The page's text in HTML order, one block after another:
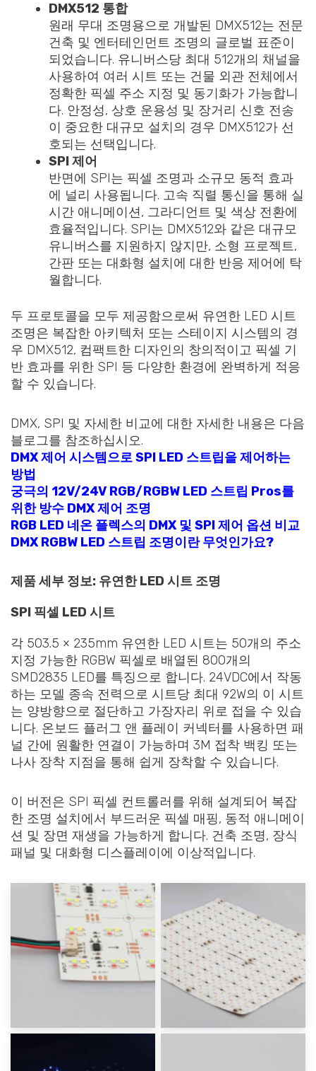
DMX512 통합
원래 무대 조명용으로 개발된 DMX512는 전문
건축 및 엔터테인먼트 조명의 글로벌 표준이
되었습니다. 유니버스당 최대 512개의 채널을
사용하여 여러 시트 또는 건물 외관 전체에서
정확한 픽셀 주소 지정 및 동기화가 가능합니
다. 안정성, 상호 운용성 및 장거리 신호 전송
이 중요한 대규모 설치의 경우 DMX512가 선
호되는 선택입니다.
SPI 제어
반면에 SPI는 픽셀 조명과 소규모 동적 효과
에 널리 사용됩니다. 고속 직렬 통신을 통해 실
시간 애니메이션, 그라디언트 및 색상 전환에
효율적입니다. SPI는 DMX512와 같은 대규모
유니버스를 지원하지 않지만, 소형 프로젝트,
간판 또는 대화형 설치에 대한 반응 제어에 탁
월합니다.
두 프로토콜을 모두 제공함으로써 유연한 LED 시트
조명은 복잡한 아키텍처 또는 스테이지 시스템의 경
우 DMX512, 컴팩트한 디자인의 창의적이고 픽셀 기
반 효과를 위한 SPI 등 다양한 환경에 완벽하게 적응
할 수 있습니다.
DMX, SPI 및 자세한 비교에 대한 자세한 내용은 다음
블로그를 참조하십시오.
DMX 제어 시스템으로 SPI LED 스트립을 제어하는
방법
궁극의 12V/24V RGB/RGBW LED 스트립 Pros를
위한 방수 DMX 제어 조명
RGB LED 네온 플렉스의 DMX 및 SPI 제어 옵션 비교
DMX RGBW LED 스트립 조명이란 무엇인가요?
제품 세부 정보: 유연한 LED 시트 조명
SPI 픽셀 LED 시트
각 503.5 × 235mm 유연한 LED 시트는 50개의 주소
지정 가능한 RGBW 픽셀로 배열된 800개의
SMD2835 LED를 특징으로 합니다. 24VDC에서 작동
하는 모델 종속 전력으로 시트당 최대 92W의 이 시트
는 양방향으로 절단하고 가장자리 위로 접을 수 있습
니다. 온보드 플러그 앤 플레이 커넥터를 사용하면 패
널 간에 원활한 연결이 가능하며 3M 접착 백킹 또는
나사 장착 지점을 통해 쉽게 장착할 수 있습니다.
이 버전은 SPI 픽셀 컨트롤러를 위해 설계되어 복잡
한 조명 설치에서 부드러운 픽셀 매핑, 동적 애니메이
션 및 장면 재생을 가능하게 합니다. 건축 조명, 장식
패널 및 대화형 디스플레이에 이상적입니다.